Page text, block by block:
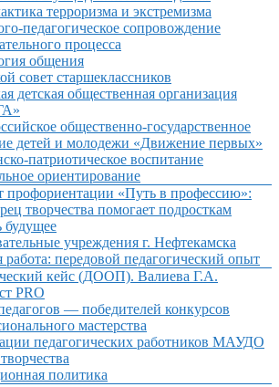
терроризма и экстремизма
педагогическое сопровождение
процесса
общения
совет старшеклассников
детская общественная организация
общественно-государственное
детей и молодежи «Движение первых»
патриотическое воспитание
ориентирование
профориентации «Путь в профессию»:
творчества помогает подросткам
будущее
учреждения г. Нефтекамска
работа: передовой педагогический опыт
кейс (ДООП). Валиева Г.А.
PRO
— победителей конкурсов
мастерства
педагогических работников МАУДО
политика